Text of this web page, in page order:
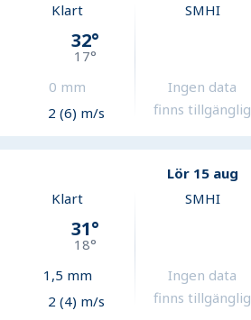
Klart
32°
17°
0 mm
2 (6) m/s
SMHI
Ingen data
finns tillgänglig
Lör 15 aug
Klart
31°
18°
1,5 mm
2 (4) m/s
SMHI
Ingen data
finns tillgänglig